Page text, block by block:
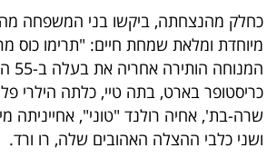
UNDER
40
שיתופי
פעולה
כחלק מהנצחתה, ביקשו בני המשפחה
מיוחדת ומלאת שמחת חיים: "תרימו כוס
כריסטופר בארט, בתה טיי, כלתה הילרי
שרה-בת', אחיה רולנד "טוני", אחייניתה
ושני כלבי ההצלה האהובים שלה, רו ורד.